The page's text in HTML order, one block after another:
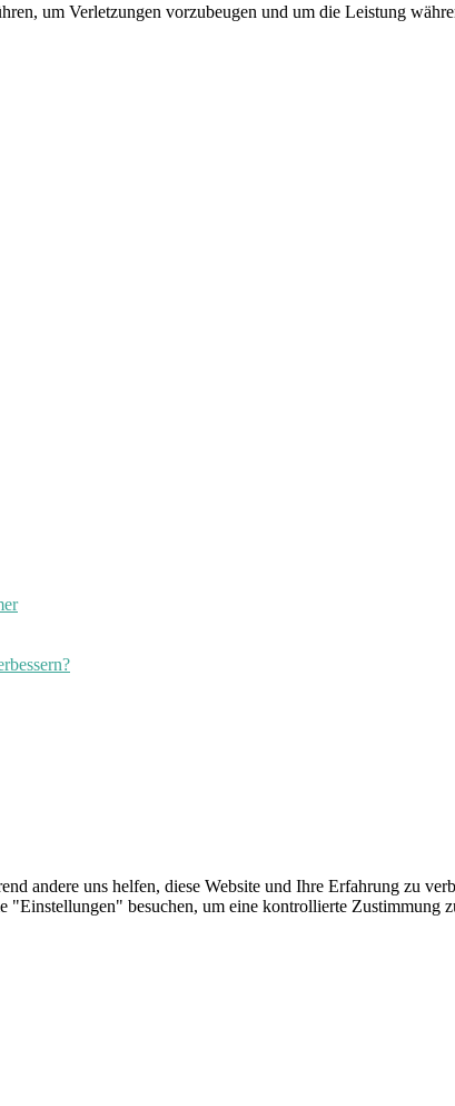
um Verletzungen vorzubeugen und um die Leistung
andere uns helfen, diese Website und Ihre Erfahrung zu
besuchen, um eine kontrollierte Zustimmung